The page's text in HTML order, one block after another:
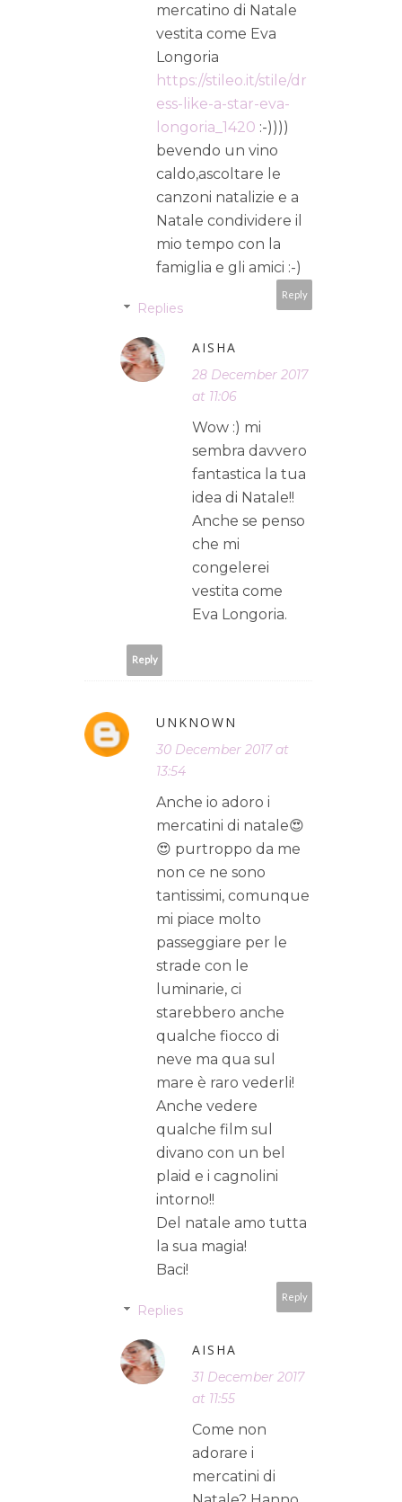
mercatino di Natale
vestita come Eva
Longoria
https://stileo.it/stile/dr
ess-like-a-star-eva-
longoria_1420 :-))))
bevendo un vino
caldo,ascoltare le
canzoni natalizie e a
Natale condividere il
mio tempo con la
famiglia e gli amici :-)
Reply
Replies
AISHA
28 December 2017
at 11:06
Wow :) mi
sembra davvero
fantastica la tua
idea di Natale!!
Anche se penso
che mi
congelerei
vestita come
Eva Longoria.
Reply
UNKNOWN
30 December 2017 at
13:54
Anche io adoro i
mercatini di natale😍
😍 purtroppo da me
non ce ne sono
tantissimi, comunque
mi piace molto
passeggiare per le
strade con le
luminarie, ci
starebbero anche
qualche fiocco di
neve ma qua sul
mare è raro vederli!
Anche vedere
qualche film sul
divano con un bel
plaid e i cagnolini
intorno!!
Del natale amo tutta
la sua magia!
Baci!
Reply
Replies
AISHA
31 December 2017
at 11:55
Come non
adorare i
mercatini di